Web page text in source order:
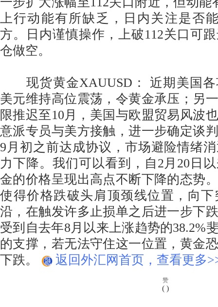
上行动能有所缺乏，日内关注是否
方。日内谨慎操作，上破112关口可
仓做空。
现货黄金XAUUSD： 近期美国各
美元维持高位震荡，令黄金承压；另
限推迟至10月，美国与欧盟贸易风波
意派专员与美方接触，进一步确定谈
9月初之前达成协议，市场避险情绪
力下降。我们可以看到，自2月20日
金的价格呈现出高点不断下降的态势
使得价格跌破头肩顶颈线位置，向
沿，在触发许多止损单之后进一步下
受到自去年8月以来上涨趋势的38.2%
的支撑，若无法守住这一位置，黄金
下跌。
返回外汇网首页，查看更多
赞
( )